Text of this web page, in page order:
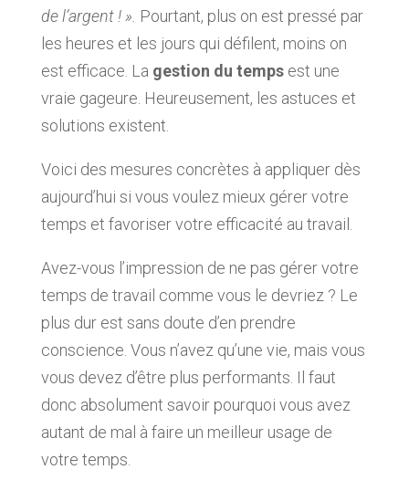
de l’argent ! ». Pourtant, plus on est pressé par
les heures et les jours qui défilent, moins on
est efficace. La gestion du tempsest une
vraie gageure. Heureusement, les astuces et
solutions existent.
Voici des mesures concrètes à appliquer dès
aujourd’hui si vous voulez mieux gérer votre
temps et favoriser votre efficacité au travail.
Avez-vous l’impression de ne pas gérer votre
temps de travail comme vous le devriez ? Le
plus dur est sans doute d’en prendre
conscience. Vous n’avez qu’une vie, mais vous
vous devez d’être plus performants. Il faut
donc absolument savoir pourquoi vous avez
autant de mal à faire un meilleur usage de
votre temps.